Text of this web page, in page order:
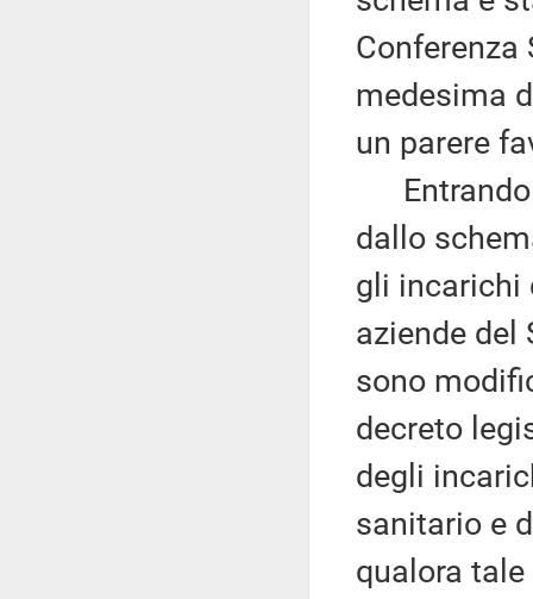
Conferenza
medesima
un parere
Entrando
dallo
gli incarichi
aziende del
sono
decreto
degli
sanitario e
qualora